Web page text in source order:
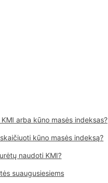
KMI arba kūno masės indeksas?
kūno masės indeksą?
naudoti KMI?
suaugusiesiems